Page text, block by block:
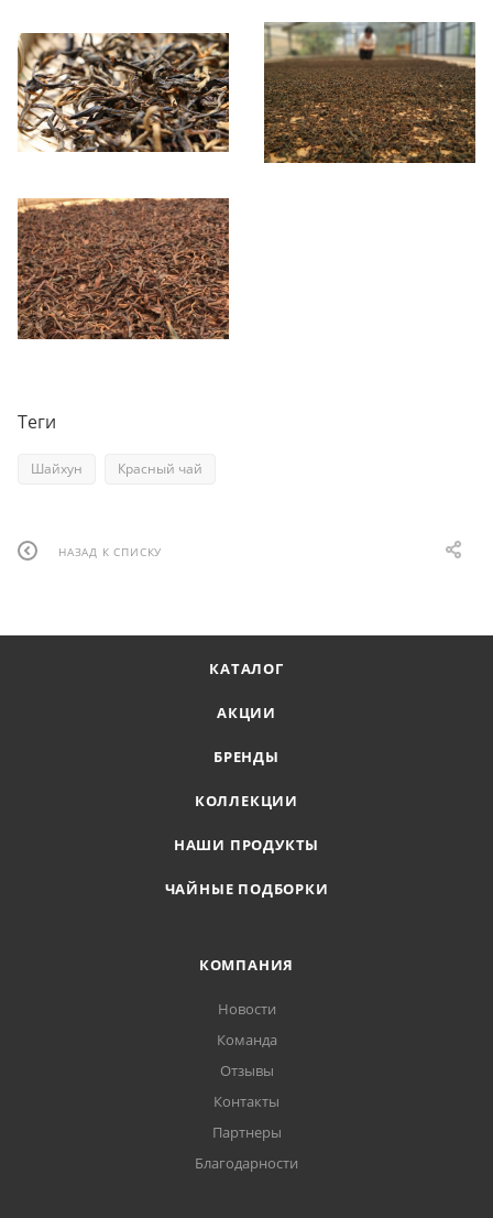
Теги
Шайхун Красный чай
НАЗАД К СПИСКУ
КАТАЛОГ
АКЦИИ
БРЕНДЫ
КОЛЛЕКЦИИ
НАШИ ПРОДУКТЫ
ЧАЙНЫЕ ПОДБОРКИ
КОМПАНИЯ
Новости
Команда
Отзывы
Контакты
Партнеры
Благодарности